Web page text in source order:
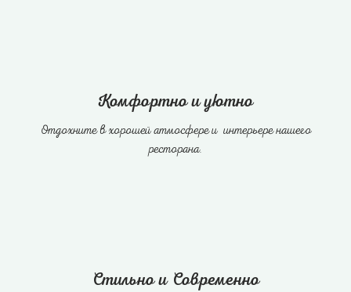
Комфортно и уютно
Отдохните в хорошей атмосфере и интерьере нашего
ресторана.
Стильно и Современно